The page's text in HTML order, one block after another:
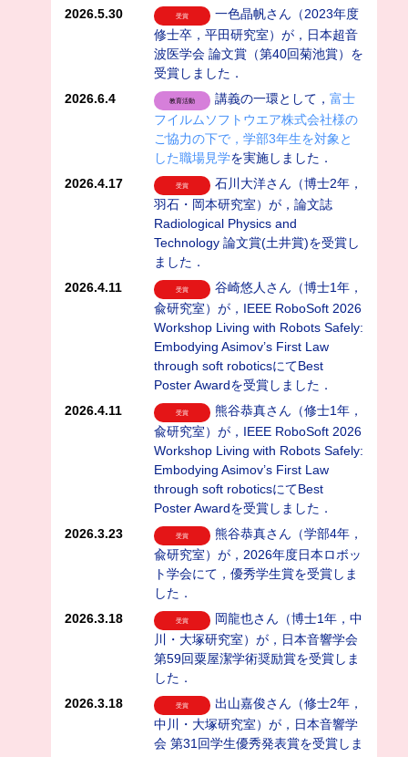
2026.5.30
受賞
一色晶帆さん（2023年度
修士卒，平田研究室）が，日本超音
波医学会 論文賞（第40回菊池賞）を
受賞しました．
2026.6.4
教育活動 講義の一環として， 富士
フイルムソフトウエア株式会社様の
ご協力の下で，学部3年生を対象と
した職場見学を実施しました．
2026.4.17
受賞
石川大洋さん（博士2年，
羽石・岡本研究室）が，論文誌
Radiological Physics and
Technology 論文賞(土井賞)を受賞し
ました．
2026.4.11
受賞
谷崎悠人さん（博士1年，
兪研究室）が，IEEE RoboSoft 2026
Workshop Living with Robots Safely:
Embodying Asimov’s First Law
through soft roboticsにてBest
Poster Awardを受賞しました．
2026.4.11
受賞
熊谷恭真さん（修士1年，
兪研究室）が，IEEE RoboSoft 2026
Workshop Living with Robots Safely:
Embodying Asimov’s First Law
through soft roboticsにてBest
Poster Awardを受賞しました．
2026.3.23
受賞
熊谷恭真さん（学部4年，
兪研究室）が，2026年度日本ロボッ
ト学会にて，優秀学生賞を受賞しま
した．
2026.3.18
受賞
岡龍也さん（博士1年，中
川・大塚研究室）が，日本音響学会
第59回粟屋潔学術奨励賞を受賞しま
した．
2026.3.18
受賞
出山嘉俊さん（修士2年，
中川・大塚研究室）が，日本音響学
会 第31回学生優秀発表賞を受賞しま